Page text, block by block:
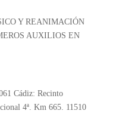
Y REANIMACIÓN
AUXILIOS EN
Cádiz: Recinto
4ª. Km 665. 11510